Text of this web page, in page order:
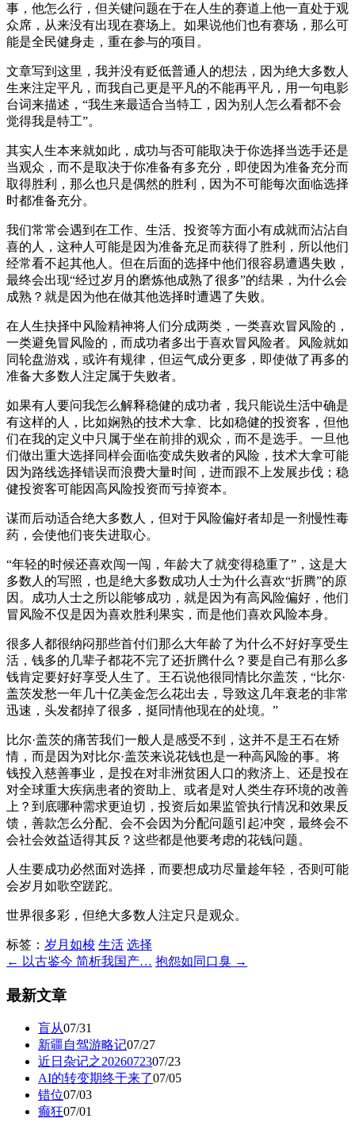
事，他怎么行，但关键问题在于在人生的赛道上他一直处于观
众席，从来没有出现在赛场上。如果说他们也有赛场，那么可
能是全民健身走，重在参与的项目。
文章写到这里，我并没有贬低普通人的想法，因为绝大多数人
生来注定平凡，而我自己更是平凡的不能再平凡，用一句电影
台词来描述，“我生来最适合当特工，因为别人怎么看都不会
觉得我是特工”。
其实人生本来就如此，成功与否可能取决于你选择当选手还是
当观众，而不是取决于你准备有多充分，即使因为准备充分而
取得胜利，那么也只是偶然的胜利，因为不可能每次面临选择
时都准备充分。
我们常常会遇到在工作、生活、投资等方面小有成就而沾沾自
喜的人，这种人可能是因为准备充足而获得了胜利，所以他们
经常看不起其他人。但在后面的选择中他们很容易遭遇失败，
最终会出现“经过岁月的磨炼他成熟了很多”的结果，为什么会
成熟？就是因为他在做其他选择时遭遇了失败。
在人生抉择中风险精神将人们分成两类，一类喜欢冒风险的，
一类避免冒风险的，而成功者多出于喜欢冒风险者。风险就如
同轮盘游戏，或许有规律，但运气成分更多，即使做了再多的
准备大多数人注定属于失败者。
如果有人要问我怎么解释稳健的成功者，我只能说生活中确是
有这样的人，比如娴熟的技术大拿、比如稳健的投资客，但他
们在我的定义中只属于坐在前排的观众，而不是选手。一旦他
们做出重大选择同样会面临变成失败者的风险，技术大拿可能
因为路线选择错误而浪费大量时间，进而跟不上发展步伐；稳
健投资客可能因高风险投资而亏掉资本。
谋而后动适合绝大多数人，但对于风险偏好者却是一剂慢性毒
药，会使他们丧失进取心。
“年轻的时候还喜欢闯一闯，年龄大了就变得稳重了”，这是大
多数人的写照，也是绝大多数成功人士为什么喜欢“折腾”的原
因。成功人士之所以能够成功，就是因为有高风险偏好，他们
冒风险不仅是因为喜欢胜利果实，而是他们喜欢风险本身。
很多人都很纳闷那些首付们那么大年龄了为什么不好好享受生
活，钱多的几辈子都花不完了还折腾什么？要是自己有那么多
钱肯定要好好享受人生了。王石说他很同情比尔盖茨，“比尔·
盖茨发愁一年几十亿美金怎么花出去，导致这几年衰老的非常
迅速，头发都掉了很多，挺同情他现在的处境。”
比尔·盖茨的痛苦我们一般人是感受不到，这并不是王石在矫
情，而是因为对比尔·盖茨来说花钱也是一种高风险的事。将
钱投入慈善事业，是投在对非洲贫困人口的救济上、还是投在
对全球重大疾病患者的资助上、或者是对人类生存环境的改善
上？到底哪种需求更迫切，投资后如果监管执行情况和效果反
馈，善款怎么分配、会不会因为分配问题引起冲突，最终会不
会社会效益适得其反？这些都是他要考虑的花钱问题。
人生要成功必然面对选择，而要想成功尽量趁年轻，否则可能
会岁月如歌空蹉跎。
世界很多彩，但绝大多数人注定只是观众。
标签： 岁月如梭 生活 选择
← 以古鉴今 简析我国产… 抱怨如同口臭 →
最新文章
盲从07/31
新疆自驾游略记07/27
近日杂记之2026072307/23
AI的转变期终于来了07/05
错位07/03
癫狂07/01